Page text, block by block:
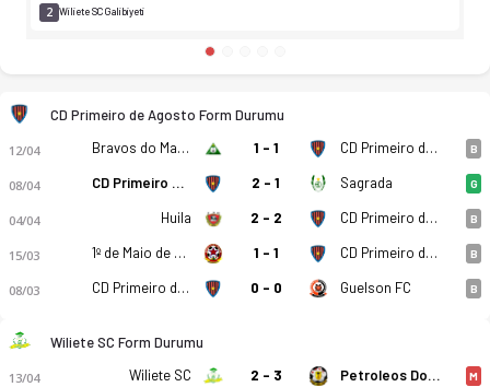
2 Wiliete SC Galibiyeti
CD Primeiro de Agosto Form Durumu
12/04 Bravos do Maquis 1 - 1 CD Primeiro de Agosto B
08/04 CD Primeiro de Agosto 2 - 1 Sagrada G
04/04 Huila 2 - 2 CD Primeiro de Agosto B
15/03 1º de Maio de Benguela 1 - 1 CD Primeiro de Agosto B
08/03 CD Primeiro de Agosto 0 - 0 Guelson FC B
Wiliete SC Form Durumu
13/04 Wiliete SC 2 - 3 Petroleos Do Lobito M